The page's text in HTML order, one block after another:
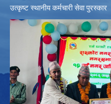
उत्‍कृष्ट स्थानीय कर्मचारी सेवा पुरस्कार